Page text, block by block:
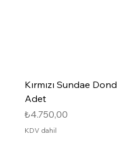
Kırmızı Sundae
Adet
Fiyat
₺4.750,00
KDV dahil